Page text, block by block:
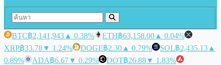
BTC฿2,141,943 ▲ 0.38% ETH฿63,158.00 ▲ 0.04%
XRP฿33.78▼ 1.24% DOGE฿2.30 ▲ 0.79% SOL฿2,435.13 ▲
0.89%
ADA฿6.67▼ 0.29% DOT฿26.88▼ 1.83%